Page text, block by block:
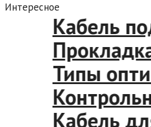
Интересное
Кабель
Типы
Кабель